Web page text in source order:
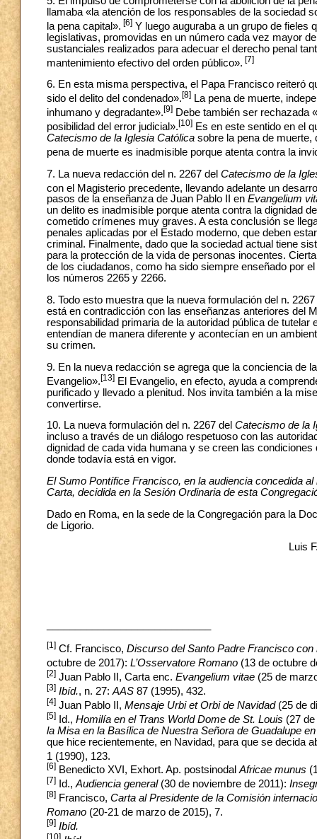
llamaba «la atención de los responsables de la sociedad
la pena capital». [6] Y luego auguraba a un grupo de fieles
legislativas, promovidas en un número cada vez mayor
sustanciales realizados para adecuar el derecho penal
mantenimiento efectivo del orden público». [7]
6. En esta misma perspectiva, el Papa Francisco reiteró
sido el delito del condenado».[8] La pena de muerte,
inhumano y degradante».[9] Debe también ser rechazada
posibilidad del error judicial».[10] Es en este sentido en el
Catecismo de la Iglesia Católica sobre la pena de
pena de muerte es inadmisible porque atenta contra la
7. La nueva redacción del n. 2267 del Catecismo de la
con el Magisterio precedente, llevando adelante un
pasos de la enseñanza de Juan Pablo II en Evangelium
un delito es inadmisible porque atenta contra la dignidad
cometido crímenes muy graves. A esta conclusión se
penales aplicadas por el Estado moderno, que deben
criminal. Finalmente, dado que la sociedad actual tiene
para la protección de la vida de personas inocentes.
de los ciudadanos, como ha sido siempre enseñado por
los números 2265 y 2266.
8. Todo esto muestra que la nueva formulación del n.
está en contradicción con las enseñanzas anteriores del
responsabilidad primaria de la autoridad pública de
entendían de manera diferente y acontecían en un
su crimen.
9. En la nueva redacción se agrega que la conciencia de
Evangelio».[13] El Evangelio, en efecto, ayuda a
purificado y llevado a plenitud. Nos invita también a la
convertirse.
10. La nueva formulación del n. 2267 del Catecismo de la
incluso a través de un diálogo respetuoso con las
dignidad de cada vida humana y se creen las
donde todavía está en vigor.
El Sumo Pontífice Francisco, en la audiencia concedida
Carta, decidida en la Sesión Ordinaria de esta
Dado en Roma, en la sede de la Congregación para la
de Ligorio.
Luis
[1] Cf. Francisco, Discurso del Santo Padre Francisco
octubre de 2017): L’Osservatore Romano (13 de octubre
[2] Juan Pablo II, Carta enc. Evangelium vitae (25 de
[3] Ibíd., n. 27: AAS 87 (1995), 432.
[4] Juan Pablo II, Mensaje Urbi et Orbi de Navidad(25 de
[5] Id., Homilía en el Trans World Dome de St. Louis (27
la Misa en la Basílica de Nuestra Señora de Guadalupe
que hice recientemente, en Navidad, para que se decida
1 (1990), 123.
[6] Benedicto XVI, Exhort. Ap. postsinodalAfricae munus
[7] Id.,Audiencia general(30 de noviembre de 2011):
[8] Francisco, Carta al Presidente de la Comisión
Romano (20-21 de marzo de 2015), 7.
[9] Ibíd.
[10]